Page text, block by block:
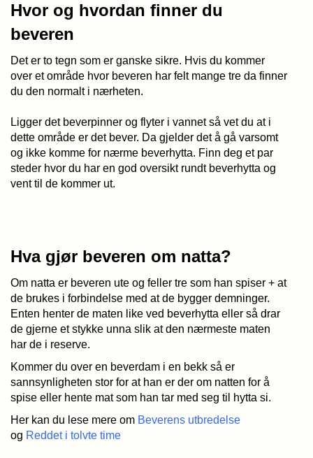
Hvor og hvordan finner du
beveren
Det er to tegn som er ganske sikre. Hvis du kommer
over et område hvor beveren har felt mange tre da finner
du den normalt i nærheten.
Ligger det beverpinner og flyter i vannet så vet du at i
dette område er det bever. Da gjelder det å gå varsomt
og ikke komme for nærme beverhytta. Finn deg et par
steder hvor du har en god oversikt rundt beverhytta og
vent til de kommer ut.
Hva gjør beveren om natta?
Om natta er beveren ute og feller tre som han spiser + at
de brukes i forbindelse med at de bygger demninger.
Enten henter de maten like ved beverhytta eller så drar
de gjerne et stykke unna slik at den nærmeste maten
har de i reserve.
Kommer du over en beverdam i en bekk så er
sannsynligheten stor for at han er der om natten for å
spise eller hente mat som han tar med seg til hytta si.
Her kan du lese mere om Beverens utbredelse
og Reddet i tolvte time